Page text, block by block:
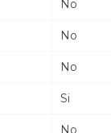
No
No
No
Si
No